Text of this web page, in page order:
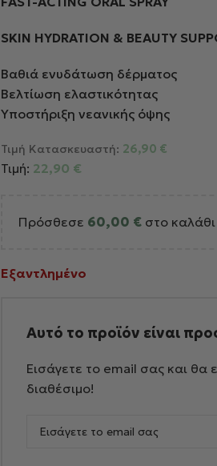
SKIN HYDRATION & BEAUTY
Βαθιά ενυδάτωση δέρματος
Βελτίωση ελαστικότητας
Υποστήριξη νεανικής όψης
Τιμή Κατασκευαστή: 26,90 €
Τιμή: 22,90 €
Πρόσθεσε 60,00 € στο
Εξαντλημένο
Αυτό το προϊόν είναι
Εισάγετε το email σας και θα
διαθέσιμο!